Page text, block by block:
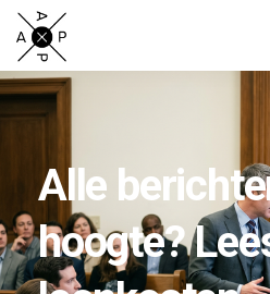
Alle
hoogte?